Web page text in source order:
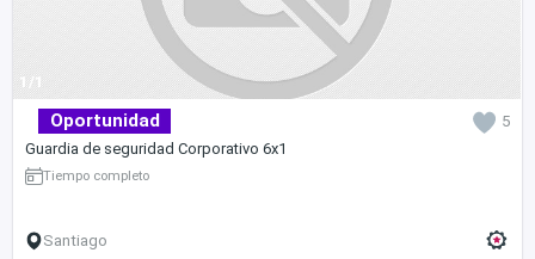
1/1
Oportunidad
5
Guardia de seguridad Corporativo 6x1
Tiempo completo
Santiago